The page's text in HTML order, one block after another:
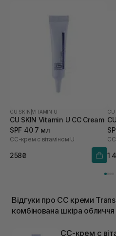
CU SKIN |VITAMIN U
CU SKIN Vitamin U CC Cream
SPF 40 7 мл
СС-крем с вітаміном U
258₴
CU
1
Відгуки про CC креми
комбінована шкіра обличчя
СС-крем с